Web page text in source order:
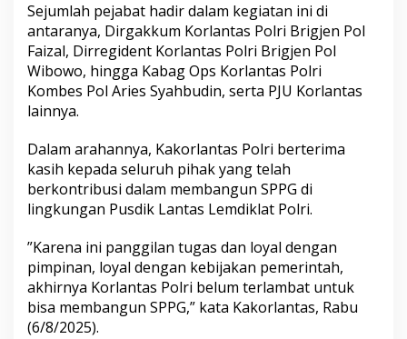
‎Sejumlah pejabat hadir dalam kegiatan ini di
antaranya, Dirgakkum Korlantas Polri Brigjen Pol
Faizal, Dirregident Korlantas Polri Brigjen Pol
Wibowo, hingga Kabag Ops Korlantas Polri
Kombes Pol Aries Syahbudin, serta PJU Korlantas
lainnya.
‎Dalam arahannya, Kakorlantas Polri berterima
kasih kepada seluruh pihak yang telah
berkontribusi dalam membangun SPPG di
lingkungan Pusdik Lantas Lemdiklat Polri.
‎”Karena ini panggilan tugas dan loyal dengan
pimpinan, loyal dengan kebijakan pemerintah,
akhirnya Korlantas Polri belum terlambat untuk
bisa membangun SPPG,” kata Kakorlantas, Rabu
(6/8/2025).‎